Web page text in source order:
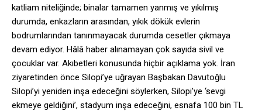
katliam niteliğinde; binalar tamamen yanmış ve yıkılmış
durumda, enkazların arasından, yıkık dökük evlerin
bodrumlarından tanınmayacak durumda cesetler çıkmaya
devam ediyor. Hâlâ haber alınamayan çok sayıda sivil ve
çocuklar var. Akıbetleri konusunda hiçbir açıklama yok. İran
ziyaretinden önce Silopi’ye uğrayan Başbakan Davutoğlu
Silopi’yi yeniden inşa edeceğini söylerken, Silopi’ye ‘sevgi
ekmeye geldiğini’, stadyum inşa edeceğini, esnafa 100 bin TL